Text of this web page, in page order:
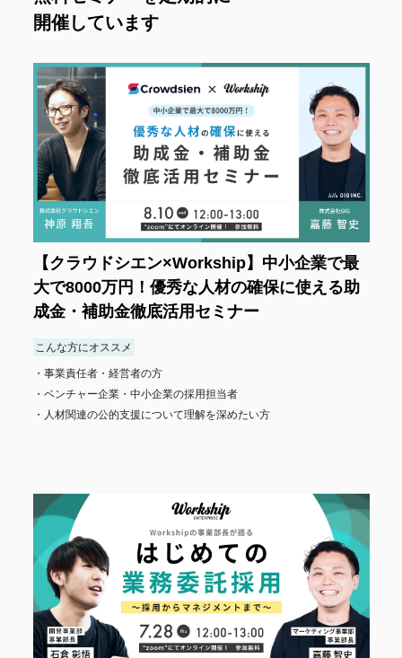
開催しています
【クラウドシエン×Workship】中小企業で最
大で8000万円！優秀な人材の確保に使える助
成金・補助金徹底活用セミナー
こんな方にオススメ
事業責任者・経営者の方
ベンチャー企業・中小企業の採用担当者
人材関連の公的支援について理解を深めたい方